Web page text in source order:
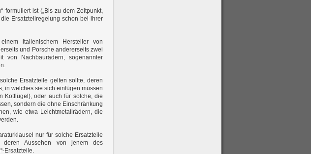
formuliert ist („Bis zu dem Zeitpunkt,
Ersatzteilregelung schon bei ihrer
italienischem Hersteller von
und Porsche andererseits zwei
von Nachbaurädern, sogenannter
Ersatzteile gelten sollte, deren
in welches sie sich einfügen müssen
Kotflügel), oder auch für solche, die
sondern die ohne Einschränkung
wie etwa Leichtmetallrädern, die
nur für solche Ersatzteile
deren Aussehen von jenem des
Ersatzteile.